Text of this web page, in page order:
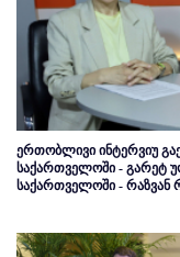
ერთობლივი ინტერვიუ
საქართველოში - გარეტ
საქართველოში - რაზვან